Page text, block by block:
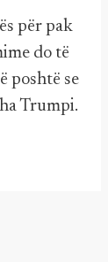
për pak
do të
poshtë se
Trumpi.